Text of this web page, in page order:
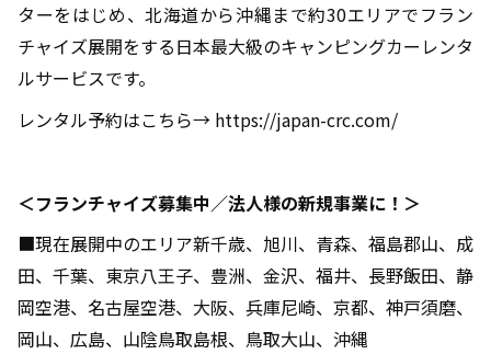
ターをはじめ、北海道から沖縄まで約30エリアでフラン
チャイズ展開をする日本最大級のキャンピングカーレンタ
ルサービスです。
レンタル予約はこちら→ https://japan-crc.com/
＜フランチャイズ募集中／法人様の新規事業に！＞
■現在展開中のエリア新千歳、旭川、青森、福島郡山、成
田、千葉、東京八王子、豊洲、金沢、福井、長野飯田、静
岡空港、名古屋空港、大阪、兵庫尼崎、京都、神戸須磨、
岡山、広島、山陰鳥取島根、鳥取大山、沖縄